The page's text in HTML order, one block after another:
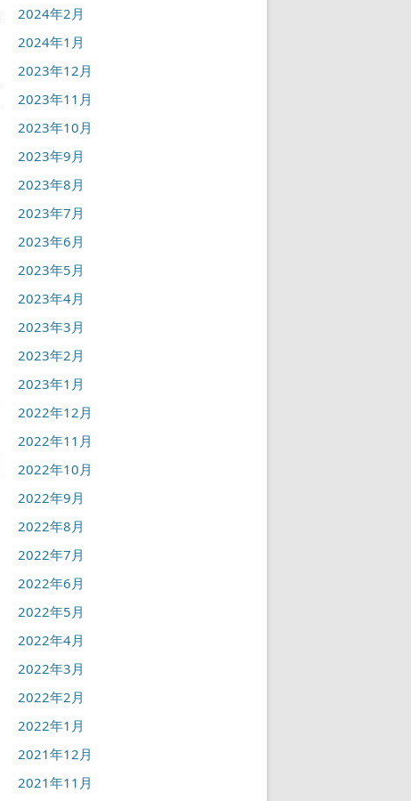
2024年2月
2024年1月
2023年12月
2023年11月
2023年10月
2023年9月
2023年8月
2023年7月
2023年6月
2023年5月
2023年4月
2023年3月
2023年2月
2023年1月
2022年12月
2022年11月
2022年10月
2022年9月
2022年8月
2022年7月
2022年6月
2022年5月
2022年4月
2022年3月
2022年2月
2022年1月
2021年12月
2021年11月